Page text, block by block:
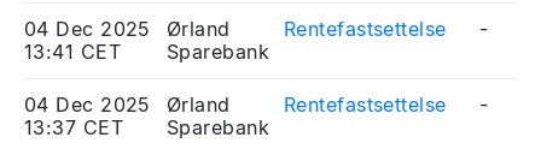
04 Dec 2025
13:41 CET
Ørland
Sparebank
Rentefastsettelse -
04 Dec 2025
13:37 CET
Ørland
Sparebank
Rentefastsettelse -